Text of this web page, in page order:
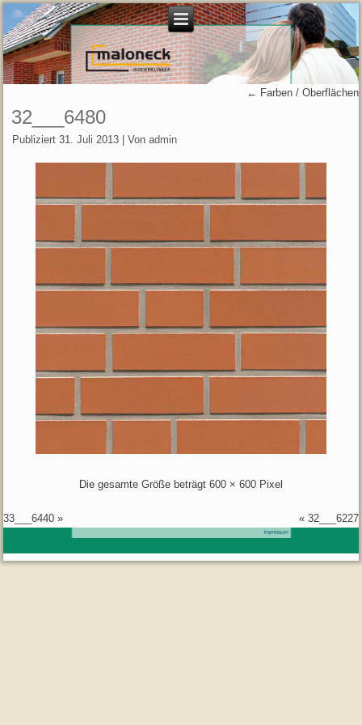
← Farben / Oberflächen
32___6480
Publiziert 31. Juli 2013 |Von admin
Die gesamte Größe beträgt 600 × 600 Pixel
33___6440 » « 32___6227